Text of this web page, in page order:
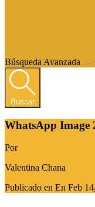
Búsqueda Avanzada
Buscar
WhatsApp Image
Por
Valentina Chana
Publicado en En Feb